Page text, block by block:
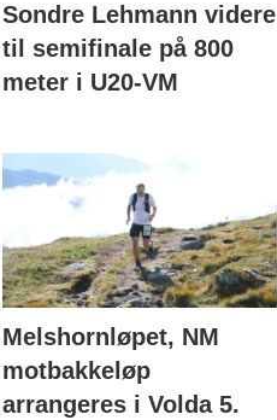
Sondre Lehmann videre
til semifinale på 800
meter i U20-VM
Melshornløpet, NM
motbakkeløp
arrangeres i Volda 5.